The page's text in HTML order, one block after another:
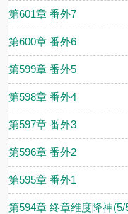
第601章 番外7
第600章 番外6
第599章 番外5
第598章 番外4
第597章 番外3
第596章 番外2
第595章 番外1
第594章 终章维度降神(5/